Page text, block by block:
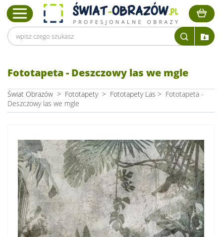
Fototapeta - Deszczowy las we mgle
Świat Obrazów > Fototapety > Fototapety Las > Fototapeta -
Deszczowy las we mgle